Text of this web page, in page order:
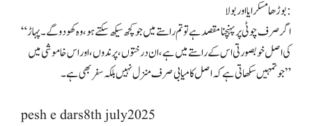
بوڑھا مسکرایا اور بولا:
“اگر صرف چوٹی پر پہنچنا مقصد ہے تو تم راستے میں جو کچھ سیکھ سکتے ہو، وہ کھو دو گے۔ پہاڑ
کی اصل خوبصورتی اس کے راستے میں ہے، ان درختوں، پرندوں، اور اس خاموشی میں
جو تمہیں سکھاتی ہے کہ اصل کامیابی صرف منزل نہیں بلکہ سفر بھی ہے۔”
pesh e dars8th july2025